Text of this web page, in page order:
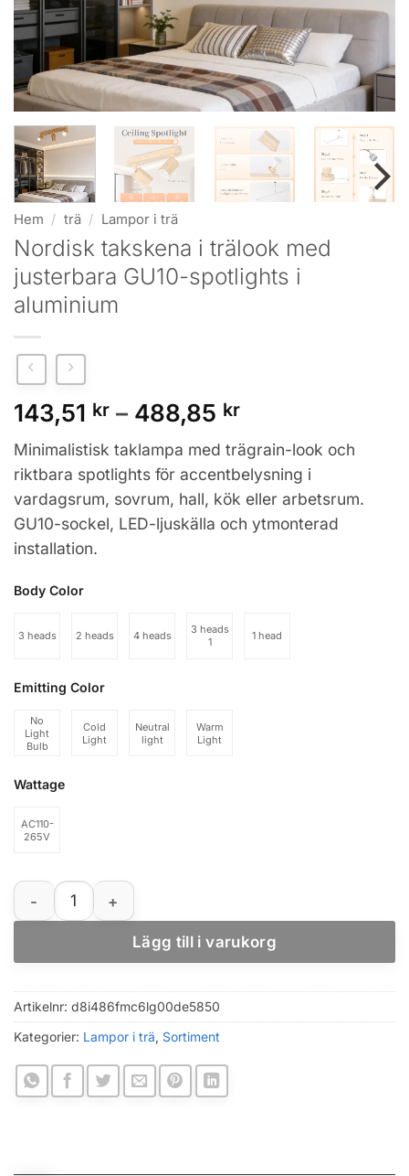
Hem / trä / Lampor i trä
Nordisk takskena i trälook med
justerbara GU10-spotlights i
aluminium
143,51 kr – 488,85 krPrisintervall:
till
488,85 kr
Minimalistisk taklampa med trägrain-look och
riktbara spotlights för accentbelysning i
vardagsrum, sovrum, hall, kök eller arbetsrum.
GU10-sockel, LED-ljuskälla och ytmonterad
installation.
Body Color
3 heads 2 heads 4 heads
3 heads
1
1 head
Emitting Color
No
Light
Bulb
Cold
Light
Neutral
light
Warm
Light
Wattage
AC110-
265V
Nordisk takskena i trälook med justerbara GU10-
Lägg till i varukorg
Artikelnr: d8i486fmc6lg00de5850
Kategorier: Lampor i trä Sortiment